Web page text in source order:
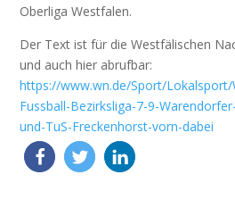
Oberliga Westfalen.
Der Text ist für die Westfälischen
und auch hier abrufbar:
https://www.wn.de/Sport/
Fussball-Bezirksliga-7-9-
und-TuS-Freckenhorst-vorn-dabei